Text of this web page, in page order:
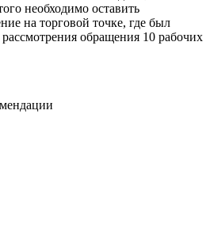
необходимо оставить
на торговой точке, где был
обращения 10 рабочих